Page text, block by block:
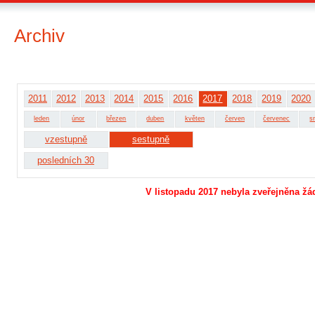
Archiv
2011 2012 2013 2014 2015 2016 2017 2018 2019 2020
leden únor březen duben květen červen červenec
vzestupně
sestupně
posledních 30
V listopadu 2017 nebyla zveřejněna